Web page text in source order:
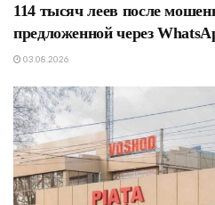
114 тысяч леев после
предложенной через
03.08.2026